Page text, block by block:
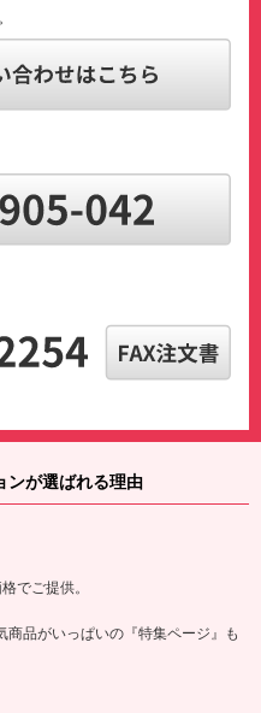
ンが選ばれる理由
でご提供。
品がいっぱいの『特集ページ』も